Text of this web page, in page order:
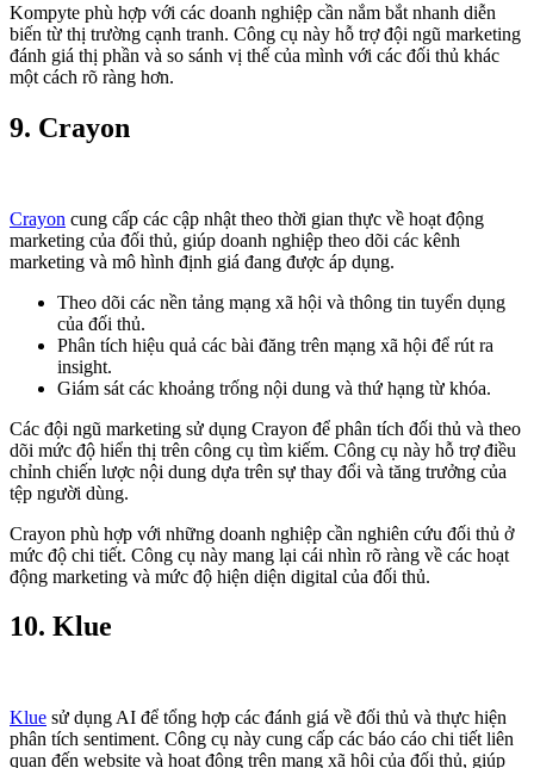
Kompyte phù hợp với các doanh nghiệp cần nắm bắt nhanh diễn
biến từ thị trường cạnh tranh. Công cụ này hỗ trợ đội ngũ marketing
đánh giá thị phần và so sánh vị thế của mình với các đối thủ khác
một cách rõ ràng hơn.
9. Crayon
Crayon cung cấp các cập nhật theo thời gian thực về hoạt động
marketing của đối thủ, giúp doanh nghiệp theo dõi các kênh
marketing và mô hình định giá đang được áp dụng.
Theo dõi các nền tảng mạng xã hội và thông tin tuyển dụng
của đối thủ.
Phân tích hiệu quả các bài đăng trên mạng xã hội để rút ra
insight.
Giám sát các khoảng trống nội dung và thứ hạng từ khóa.
Các đội ngũ marketing sử dụng Crayon để phân tích đối thủ và theo
dõi mức độ hiển thị trên công cụ tìm kiếm. Công cụ này hỗ trợ điều
chỉnh chiến lược nội dung dựa trên sự thay đổi và tăng trưởng của
tệp người dùng.
Crayon phù hợp với những doanh nghiệp cần nghiên cứu đối thủ ở
mức độ chi tiết. Công cụ này mang lại cái nhìn rõ ràng về các hoạt
động marketing và mức độ hiện diện digital của đối thủ.
10. Klue
Klue sử dụng AI để tổng hợp các đánh giá về đối thủ và thực hiện
phân tích sentiment. Công cụ này cung cấp các báo cáo chi tiết liên
quan đến website và hoạt động trên mạng xã hội của đối thủ, giúp